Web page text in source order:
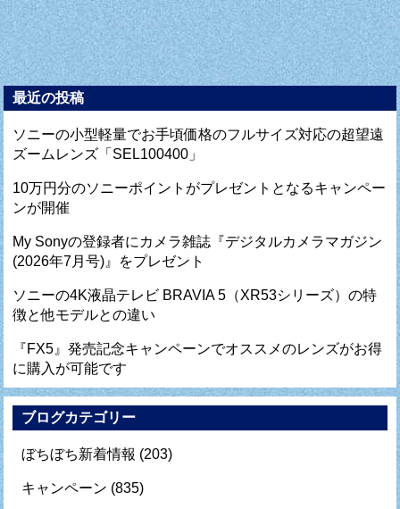
最近の投稿
ソニーの小型軽量でお手頃価格のフルサイズ対応の超望遠
ズームレンズ「SEL100400」
10万円分のソニーポイントがプレゼントとなるキャンペー
ンが開催
My Sonyの登録者にカメラ雑誌『デジタルカメラマガジン
(2026年7月号)』をプレゼント
ソニーの4K液晶テレビ BRAVIA 5（XR53シリーズ）の特
徴と他モデルとの違い
『FX5』発売記念キャンペーンでオススメのレンズがお得
に購入が可能です
ブログカテゴリー
ぼちぼち新着情報 (203)
キャンペーン (835)